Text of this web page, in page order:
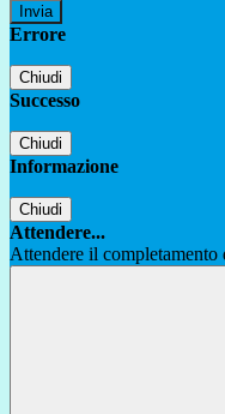
Errore
Chiudi
Successo
Chiudi
Informazione
Chiudi
Attendere...
Attendere il completamento